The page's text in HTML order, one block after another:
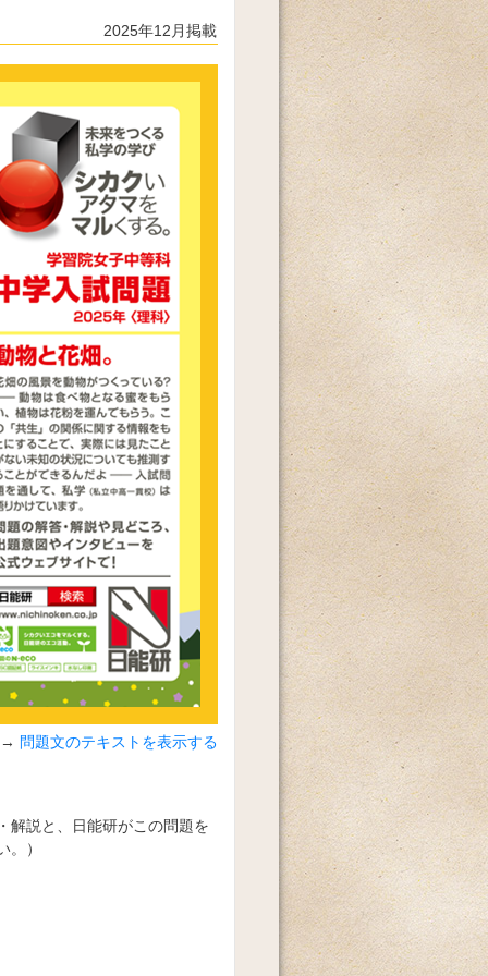
2025年12月掲載
問題文のテキストを表示する
解説と、日能研がこの問題を
）